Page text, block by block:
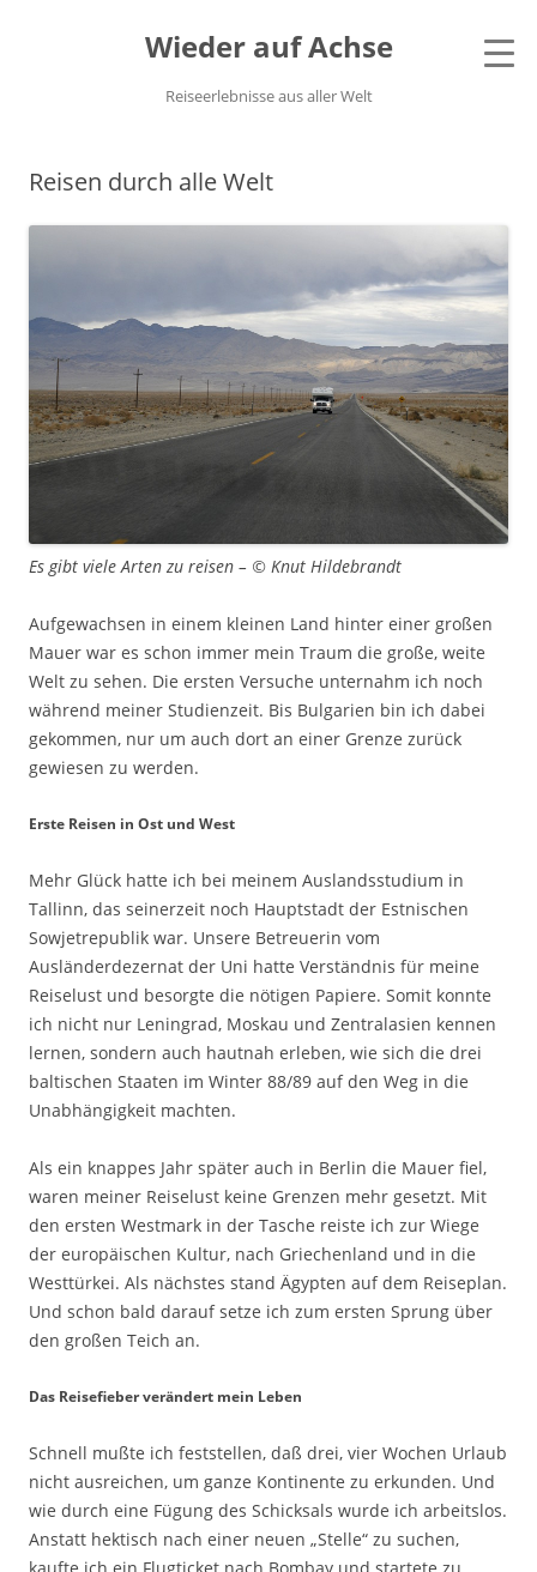
Wieder auf Achse
Reiseerlebnisse aus aller Welt
Reisen durch alle Welt
Es gibt viele Arten zu reisen – © Knut Hildebrandt
Aufgewachsen in einem kleinen Land hinter einer großen
Mauer war es schon immer mein Traum die große, weite
Welt zu sehen. Die ersten Versuche unternahm ich noch
während meiner Studienzeit. Bis Bulgarien bin ich dabei
gekommen, nur um auch dort an einer Grenze zurück
gewiesen zu werden.
Erste Reisen in Ost und West
Mehr Glück hatte ich bei meinem Auslandsstudium in
Tallinn, das seinerzeit noch Hauptstadt der Estnischen
Sowjetrepublik war. Unsere Betreuerin vom
Ausländerdezernat der Uni hatte Verständnis für meine
Reiselust und besorgte die nötigen Papiere. Somit konnte
ich nicht nur Leningrad, Moskau und Zentralasien kennen
lernen, sondern auch hautnah erleben, wie sich die drei
baltischen Staaten im Winter 88/89 auf den Weg in die
Unabhängigkeit machten.
Als ein knappes Jahr später auch in Berlin die Mauer fiel,
waren meiner Reiselust keine Grenzen mehr gesetzt. Mit
den ersten Westmark in der Tasche reiste ich zur Wiege
der europäischen Kultur, nach Griechenland und in die
Westtürkei. Als nächstes stand Ägypten auf dem Reiseplan.
Und schon bald darauf setze ich zum ersten Sprung über
den großen Teich an.
Das Reisefieber verändert mein Leben
Schnell mußte ich feststellen, daß drei, vier Wochen Urlaub
nicht ausreichen, um ganze Kontinente zu erkunden. Und
wie durch eine Fügung des Schicksals wurde ich arbeitslos.
Anstatt hektisch nach einer neuen „Stelle“ zu suchen,
kaufte ich ein Flugticket nach Bombay und startete zu